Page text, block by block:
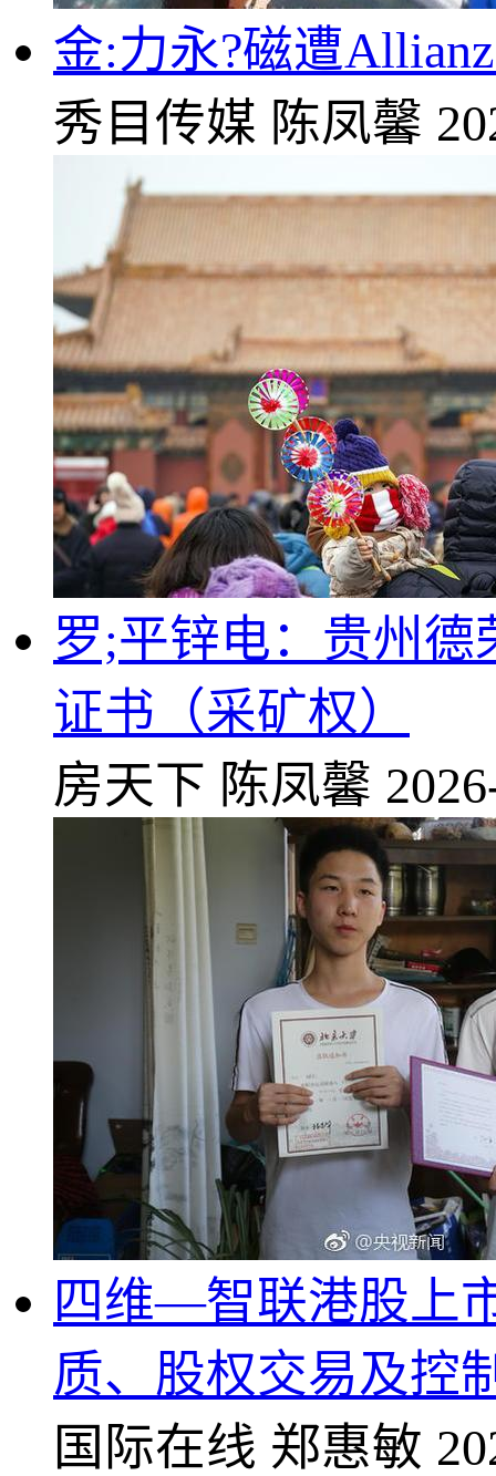
金:力永?磁遭
秀目传媒 陈凤馨
罗;平锌电：贵州
证书（采矿权）
房天下 陈凤馨
四维—智联港股上
质、股权交易及控
国际在线 郑惠敏